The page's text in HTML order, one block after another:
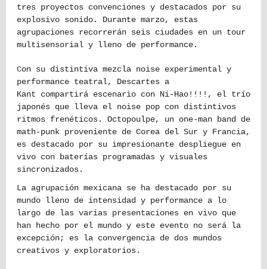
tres proyectos convenciones y destacados por su
explosivo sonido. Durante marzo, estas
agrupaciones recorrerán seis ciudades en un tour
multisensorial y lleno de performance.
Con su distintiva mezcla noise experimental y
performance teatral, Descartes a
Kant compartirá escenario con Ni-Hao!!!!, el trío
japonés que lleva el noise pop con distintivos
ritmos frenéticos. Octopoulpe, un one-man band de
math-punk proveniente de Corea del Sur y Francia,
es destacado por su impresionante despliegue en
vivo con baterías programadas y visuales
sincronizados.
La agrupación mexicana se ha destacado por su
mundo lleno de intensidad y performance a lo
largo de las varias presentaciones en vivo que
han hecho por el mundo y este evento no será la
excepción; es la convergencia de dos mundos
creativos y exploratorios.